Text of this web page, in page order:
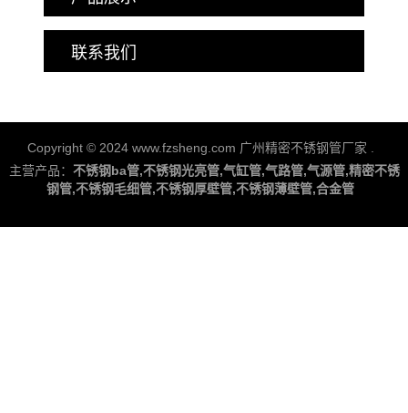
联系我们
Copyright © 2024 www.fzsheng.com 广州精密不锈钢管厂家 .
主营产品： 不锈钢ba管,不锈钢光亮管,气缸管,气路管,气源管,精密不锈
钢管,不锈钢毛细管,不锈钢厚壁管,不锈钢薄壁管,合金管